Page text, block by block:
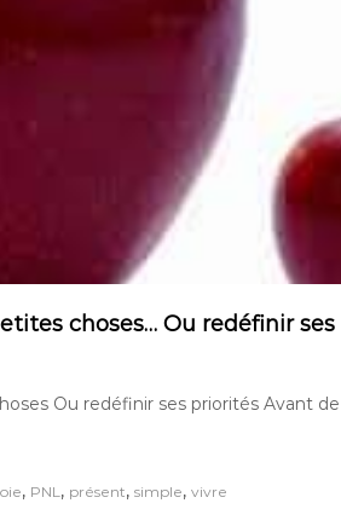
choses… Ou redéfinir
Ou redéfinir ses priorités Avant
, PNL, présent, simple, vivre